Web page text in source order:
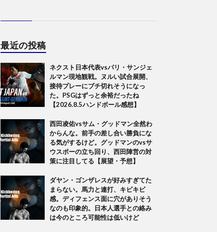
最近の投稿
ネクスト日本代表vsパリ・サンジェ
ルマン現地観戦。ヌルい試合展開、
接待プレーにブチ切れそうになっ
た。PSGはずっと余裕だったね
【2026.8.5ハンドボール感想】
西田凌佑vsサム・グッドマン全然わ
からんな。前手の差し合い勝負にな
る気がするけど。グッドマンのvsサ
ウスポーの立ち回り、西田陣営の対
策に注目してる【展望・予想】
ダヤン・ゴンザレスが好みすぎてた
まらない。馬力と連打、キビキビ
感。ディフェンス面に穴がありそう
なのも印象的。日本人選手との絡み
は今のところ可能性は低いけど